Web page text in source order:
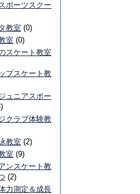
ポーツスクー
教室 (0)
室 (0)
スケート教室
プスケート教
ュニアスポー
クラブ体験教
教室 (2)
室 (9)
ンスケート教
(2)
力測定＆成長